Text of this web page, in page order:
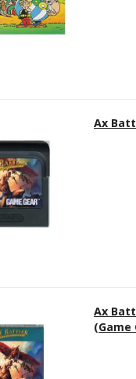
Ax
Ax
(Game